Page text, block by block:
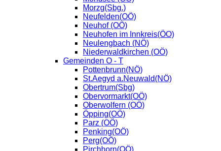
Morzg(Sbg.)
Neufelden(OÖ)
Neuhof (OÖ)
Neuhofen im Innkreis(ÖO)
Neulengbach (NÖ)
Niederwaldkirchen (OÖ)
Gemeinden O - T
Pottenbrunn(NÖ)
St.Aegyd a.Neuwald(NÖ)
Obertrum(Sbg)
Obervormarkt(OÖ)
Oberwolfern (OÖ)
Öpping(OÖ)
Parz (OÖ)
Penking(OÖ)
Perg(OÖ)
Pirchhorn(OÖ)